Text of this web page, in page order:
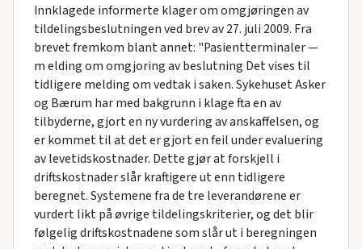
Innklagede informerte klager om omgjøringen av
tildelingsbeslutningen ved brev av 27. juli 2009. Fra
brevet fremkom blant annet: "Pasientterminaler —
m elding om omgjoring av beslutning Det vises til
tidligere melding om vedtak i saken. Sykehuset Asker
og Bærum har med bakgrunn i klage fta en av
tilbyderne, gjort en ny vurdering av anskaffelsen, og
er kommet til at det er gjort en feil under evaluering
av levetidskostnader. Dette gjør at forskjell i
driftskostnader slår kraftigere ut enn tidligere
beregnet. Systemene fra de tre leverandørene er
vurdert likt på øvrige tildelingskriterier, og det blir
følgelig driftskostnadene som slår ut i beregningen